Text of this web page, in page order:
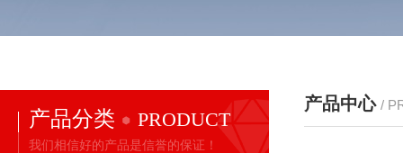
产品分类 PRODUCT
我们相信好的产品是信誉的保证！
产品中心 /